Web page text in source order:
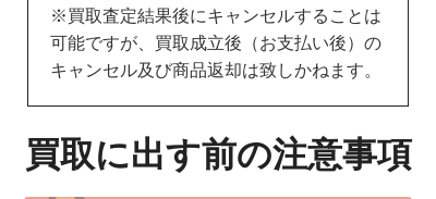
※買取査定結果後にキャンセルすることは
可能ですが、買取成立後（お支払い後）の
キャンセル及び商品返却は致しかねます。
買取に出す前の注意事項